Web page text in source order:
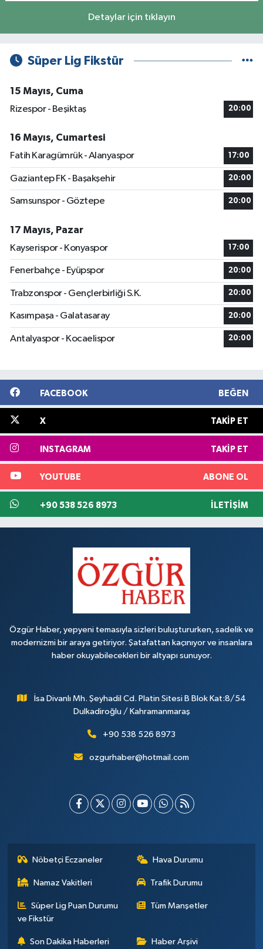
Detaylar için tıklayın
Süper Lig Fikstür
15 Mayıs, Cuma
Rizespor - Beşiktaş
20:00
16 Mayıs, Cumartesi
Fatih Karagümrük - Alanyaspor
17:00
Gaziantep FK - Başakşehir 20:00
Samsunspor - Göztepe 20:00
17 Mayıs, Pazar
Kayserispor - Konyaspor
17:00
Fenerbahçe - Eyüpspor 20:00
Trabzonspor - Gençlerbirliği S.K. 20:00
Kasımpaşa - Galatasaray 20:00
Antalyaspor - Kocaelispor 20:00
FACEBOOK BEĞEN
X TAKIP ET
INSTAGRAM TAKIP ET
YOUTUBE ABONE OL
+90 538 526 8973 İLETIŞIM
Özgür Haber, yepyeni temasıyla sizleri buluştururken, sadelik ve
modernizmi bir araya getiriyor. Şatafattan kaçınıyor ve insanlara
haber okuyabilecekleri bir altyapı sunuyor.
İsa Divanlı Mh. Şeyhadil Cd. Platin Sitesi B Blok Kat:8/54
Dulkadiroğlu / Kahramanmaraş
+90 538 526 8973
ozgurhaber@hotmail.com
Nöbetçi Eczaneler Hava Durumu
Namaz Vakitleri Trafik Durumu
Süper Lig Puan Durumu
ve Fikstür
Tüm Manşetler
Son Dakika Haberleri Haber Arşivi